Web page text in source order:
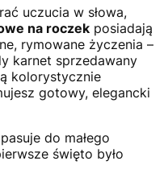
uczucia w słowa,
na roczek posiadają
rymowane życzenia –
karnet sprzedawany
kolorystycznie
gotowy, elegancki
do małego
święto było